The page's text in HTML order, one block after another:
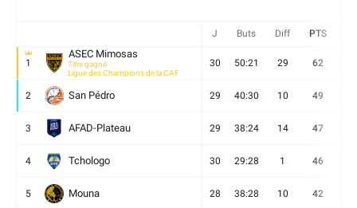
J Buts Diff PTS
1
ASEC Mimosas
Titre gagné
Ligue des Champions de la CAF
30 50:21 29 62
2 San Pédro 29 40:30 10 49
3 AFAD-Plateau 29 38:24 14 47
4 Tchologo 30 29:28 1 46
5 Mouna 28 38:28 10 42